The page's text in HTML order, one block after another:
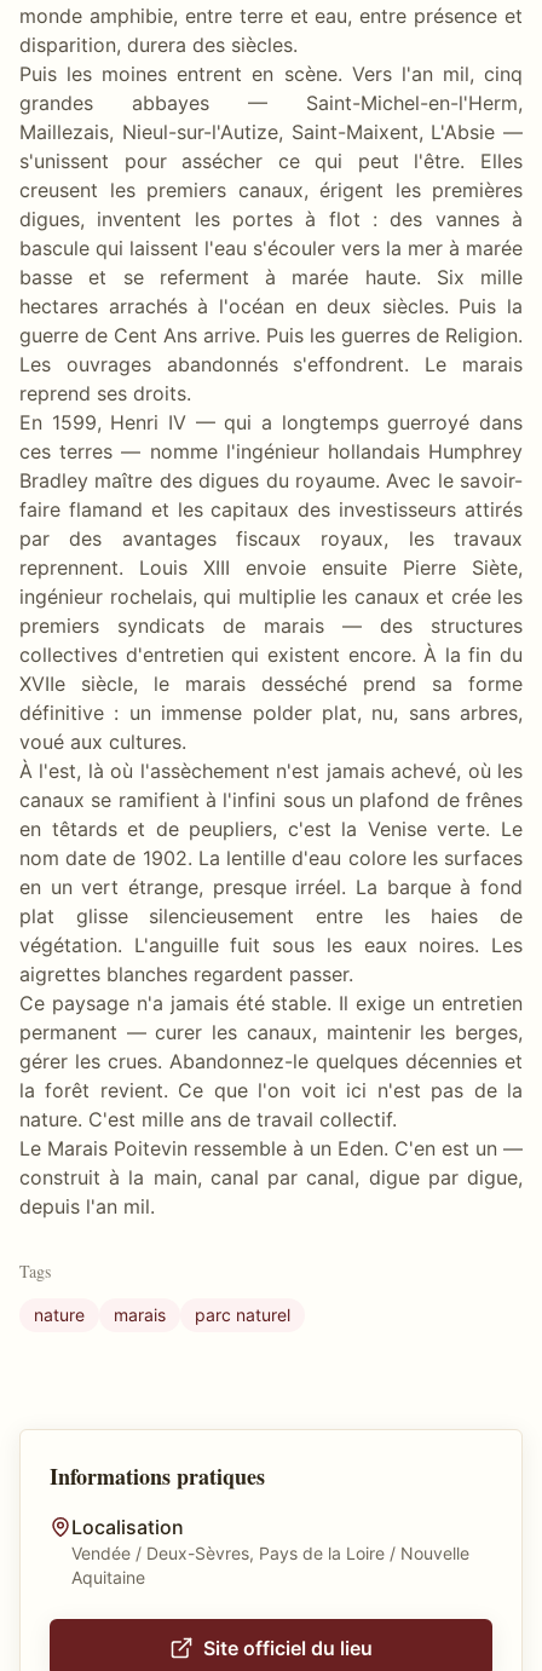
monde amphibie, entre terre et eau, entre présence et
disparition, durera des siècles.
Puis les moines entrent en scène. Vers l'an mil, cinq
grandes abbayes — Saint-Michel-en-l'Herm,
Maillezais, Nieul-sur-l'Autize, Saint-Maixent, L'Absie —
s'unissent pour assécher ce qui peut l'être. Elles
creusent les premiers canaux, érigent les premières
digues, inventent les portes à flot : des vannes à
bascule qui laissent l'eau s'écouler vers la mer à marée
basse et se referment à marée haute. Six mille
hectares arrachés à l'océan en deux siècles. Puis la
guerre de Cent Ans arrive. Puis les guerres de Religion.
Les ouvrages abandonnés s'effondrent. Le marais
reprend ses droits.
En 1599, Henri IV — qui a longtemps guerroyé dans
ces terres — nomme l'ingénieur hollandais Humphrey
Bradley maître des digues du royaume. Avec le savoir-
faire flamand et les capitaux des investisseurs attirés
par des avantages fiscaux royaux, les travaux
reprennent. Louis XIII envoie ensuite Pierre Siète,
ingénieur rochelais, qui multiplie les canaux et crée les
premiers syndicats de marais — des structures
collectives d'entretien qui existent encore. À la fin du
XVIIe siècle, le marais desséché prend sa forme
définitive : un immense polder plat, nu, sans arbres,
voué aux cultures.
À l'est, là où l'assèchement n'est jamais achevé, où les
canaux se ramifient à l'infini sous un plafond de frênes
en têtards et de peupliers, c'est la Venise verte. Le
nom date de 1902. La lentille d'eau colore les surfaces
en un vert étrange, presque irréel. La barque à fond
plat glisse silencieusement entre les haies de
végétation. L'anguille fuit sous les eaux noires. Les
aigrettes blanches regardent passer.
Ce paysage n'a jamais été stable. Il exige un entretien
permanent — curer les canaux, maintenir les berges,
gérer les crues. Abandonnez-le quelques décennies et
la forêt revient. Ce que l'on voit ici n'est pas de la
nature. C'est mille ans de travail collectif.
Le Marais Poitevin ressemble à un Eden. C'en est un —
construit à la main, canal par canal, digue par digue,
depuis l'an mil.
Tags
nature marais parc naturel
Informations pratiques
Localisation
Vendée / Deux-Sèvres, Pays de la Loire / Nouvelle
Aquitaine
Site officiel du lieu